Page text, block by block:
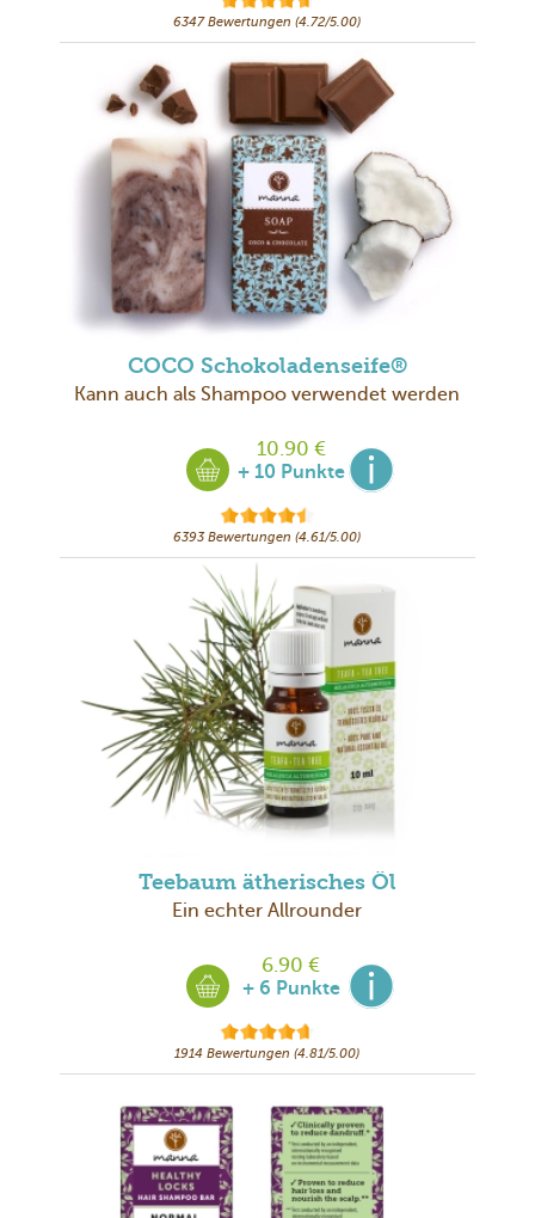
6347 Bewertungen (4.72/5.00)
COCO Schokoladenseife®
Kann auch als Shampoo verwendet werden
10.90 €
+ 10 Punkte
6393 Bewertungen (4.61/5.00)
Teebaum ätherisches Öl
Ein echter Allrounder
6.90 €
+ 6 Punkte
1914 Bewertungen (4.81/5.00)